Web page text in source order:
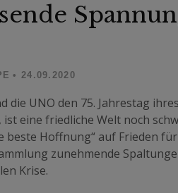
• 24.09.2020
die UNO den 75. Jahrestag
eine friedliche Welt noch
beste Hoffnung“ auf Frieden
zunehmende
Krise.